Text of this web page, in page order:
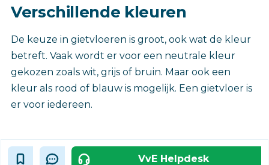
Verschillende kleuren
De keuze in gietvloeren is groot, ook wat de kleur
betreft. Vaak wordt er voor een neutrale kleur
gekozen zoals wit, grijs of bruin. Maar ook een
kleur als rood of blauw is mogelijk. Een gietvloer is
er voor iedereen.
VvE Helpdesk